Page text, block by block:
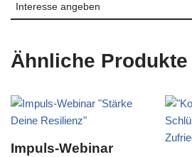
Interesse angeben
Ähnliche Produkte
Impuls-Webinar